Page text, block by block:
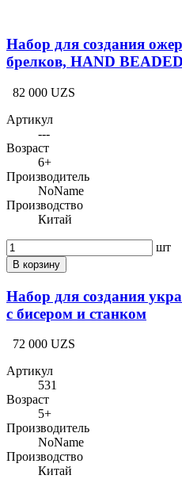
Набор для создания
брелков, HAND BEADED
82 000 UZS
Артикул
---
Возраст
6+
Производитель
NoName
Производство
Китай
шт
В корзину
Набор для создания
с бисером и станком
72 000 UZS
Артикул
531
Возраст
5+
Производитель
NoName
Производство
Китай